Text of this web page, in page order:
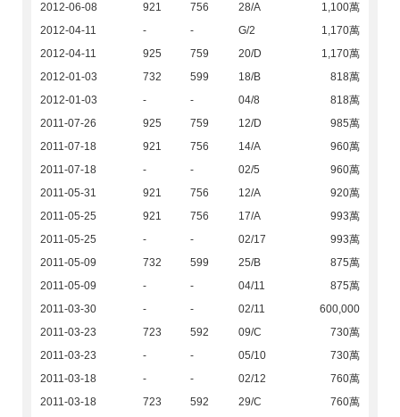
2012-06-08
921 756 28/A
1,100萬
2012-04-11
- - G/2
1,170萬
2012-04-11
925 759 20/D
1,170萬
2012-01-03
732 599 18/B
818萬
2012-01-03
- - 04/8
818萬
2011-07-26
925 759 12/D
985萬
2011-07-18
921 756 14/A
960萬
2011-07-18
- - 02/5
960萬
2011-05-31
921 756 12/A
920萬
2011-05-25
921 756 17/A
993萬
2011-05-25
- - 02/17
993萬
2011-05-09
732 599 25/B
875萬
2011-05-09
- - 04/11
875萬
2011-03-30
- - 02/11
600,000
2011-03-23
723 592 09/C
730萬
2011-03-23
- - 05/10
730萬
2011-03-18
- - 02/12
760萬
2011-03-18
723 592 29/C
760萬